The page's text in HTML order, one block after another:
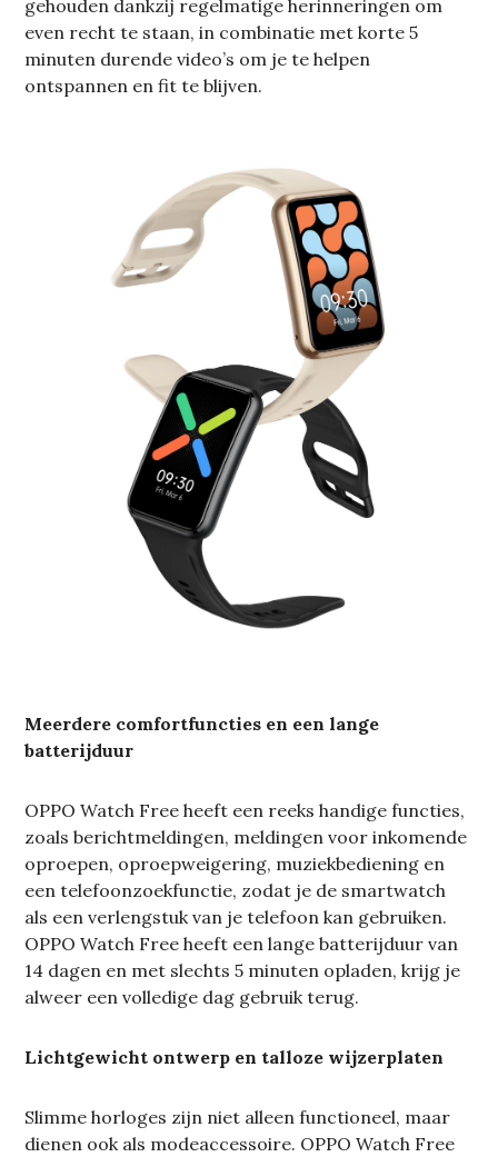
gehouden dankzij regelmatige herinneringen om
even recht te staan, in combinatie met korte 5
minuten durende video’s om je te helpen
ontspannen en fit te blijven.
Meerdere comfortfuncties en een lange
batterijduur
OPPO Watch Free heeft een reeks handige functies,
zoals berichtmeldingen, meldingen voor inkomende
oproepen, oproepweigering, muziekbediening en
een telefoonzoekfunctie, zodat je de smartwatch
als een verlengstuk van je telefoon kan gebruiken.
OPPO Watch Free heeft een lange batterijduur van
14 dagen en met slechts 5 minuten opladen, krijg je
alweer een volledige dag gebruik terug.
Lichtgewicht ontwerp en talloze wijzerplaten
Slimme horloges zijn niet alleen functioneel, maar
dienen ook als modeaccessoire. OPPO Watch Free